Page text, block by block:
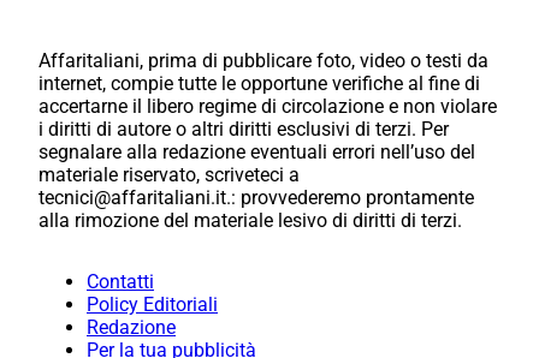
Affaritaliani, prima di pubblicare foto, video o testi da
internet, compie tutte le opportune verifiche al fine di
accertarne il libero regime di circolazione e non violare
i diritti di autore o altri diritti esclusivi di terzi. Per
segnalare alla redazione eventuali errori nell’uso del
materiale riservato, scriveteci a
tecnici@affaritaliani.it.: provvederemo prontamente
alla rimozione del materiale lesivo di diritti di terzi.
Contatti
Policy Editoriali
Redazione
Per la tua pubblicità